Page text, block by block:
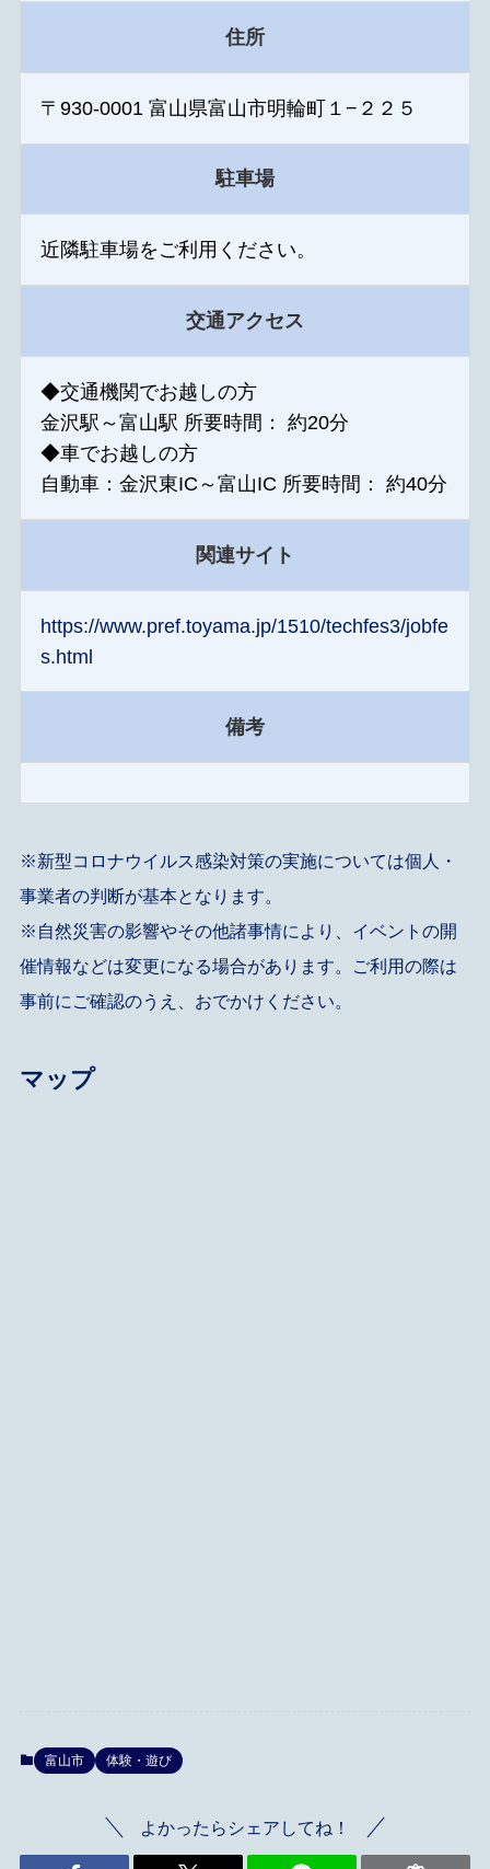
住所
〒930-0001 富山県富山市明輪町１−２２５
駐車場
近隣駐車場をご利用ください。
交通アクセス
◆交通機関でお越しの方
金沢駅～富山駅 所要時間： 約20分
◆車でお越しの方
自動車：金沢東IC～富山IC 所要時間： 約40分
関連サイト
https://www.pref.toyama.jp/1510/techfes3/jobfe
s.html
備考
※新型コロナウイルス感染対策の実施については個人・
事業者の判断が基本となります。
※自然災害の影響やその他諸事情により、イベントの開
催情報などは変更になる場合があります。ご利用の際は
事前にご確認のうえ、おでかけください。
マップ
富山市 体験・遊び
よかったらシェアしてね！